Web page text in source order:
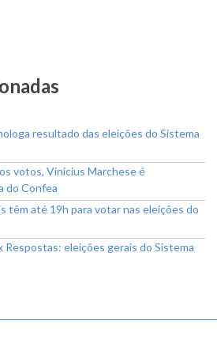
resultado das eleições do Sistema
votos, Vinicius Marchese é
do Confea
têm até 19h para votar nas eleições do
Respostas: eleições gerais do Sistema